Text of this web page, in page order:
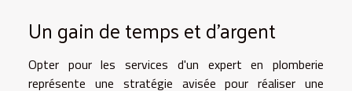
Un gain de temps et d'argent
Opter pour les services d'un expert en plomberie
représente une stratégie avisée pour réaliser une